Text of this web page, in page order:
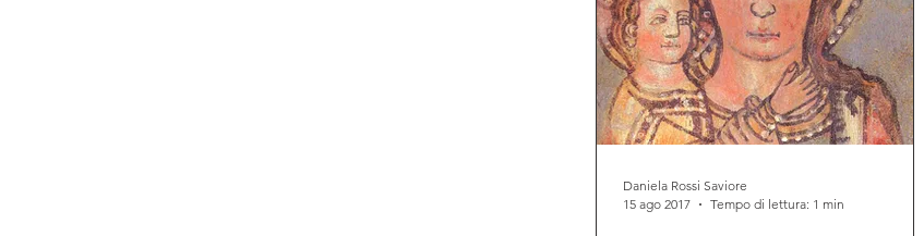
Daniela Rossi Saviore
15 ago 2017
Tempo di lettura: 1 min